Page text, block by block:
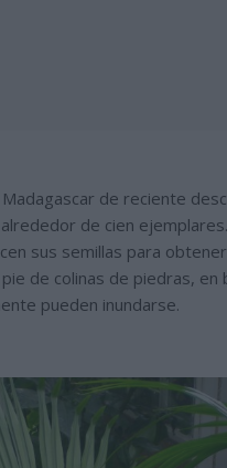
de reciente
de cien
sus semillas para
de colinas de piedras,
pueden inundarse.